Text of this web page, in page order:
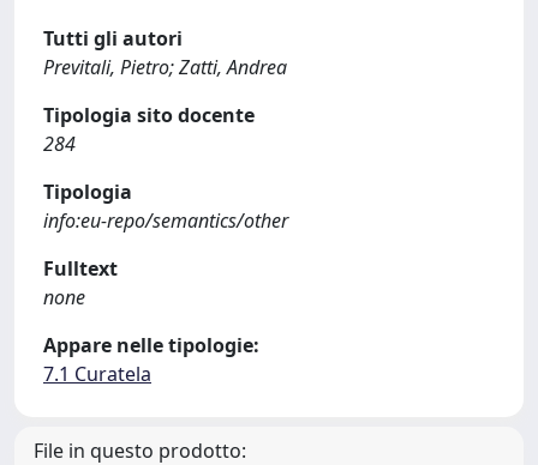
Tutti gli autori
Previtali, Pietro; Zatti, Andrea
Tipologia sito docente
284
Tipologia
info:eu-repo/semantics/other
Fulltext
none
Appare nelle tipologie:
7.1 Curatela
File in questo prodotto: